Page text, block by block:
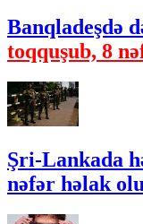
Banqladeşdə
toqquşub, 8
Şri-Lankada
nəfər həlak